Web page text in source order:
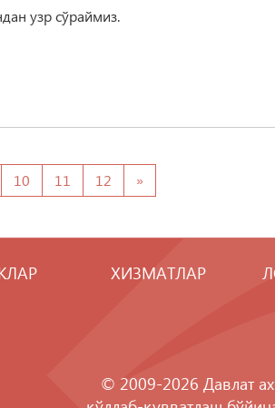
узр сўраймиз.
10 11 12 »
ХИЗМАТЛАР
© 2009-2026 Давлат